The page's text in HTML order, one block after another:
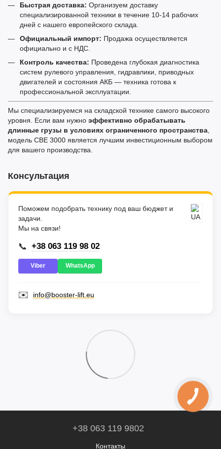
Быстрая доставка: Организуем доставку
специализированной техники в течение 10-14 рабочих
дней с нашего европейского склада.
Официальный импорт: Продажа осуществляется
официально и с НДС.
Контроль качества: Проведена глубокая диагностика
систем рулевого управления, гидравлики, приводных
двигателей и состояния АКБ — техника готова к
профессиональной эксплуатации.
Мы специализируемся на складской технике самого высокого
уровня. Если вам нужно эффективно обрабатывать
длинные грузы в условиях ограниченного пространства
модель CBE 3000 является лучшим инвестиционным выбором
для вашего производства.
Консультация
Поможем подобрать технику под ваш бюджет и
задачи.
Мы на связи!
📞 +38 063 119 98 02
Viber WhatsApp
✉️ info@booster-lift.eu
+38 063 119 9802
Контакты